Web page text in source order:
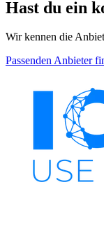
Hast du ein
Wir kennen die
Passenden Anbieter